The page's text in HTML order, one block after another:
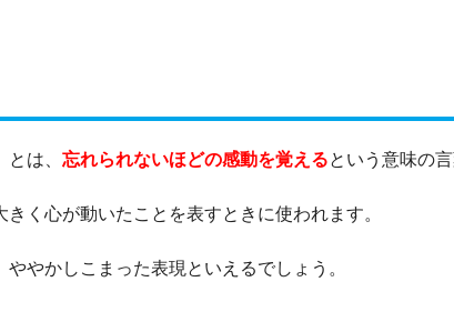
は、 忘れられないほどの感動を覚えるという意味の言
く心が動いたことを表すときに使われます。
やかしこまった表現といえるでしょう。